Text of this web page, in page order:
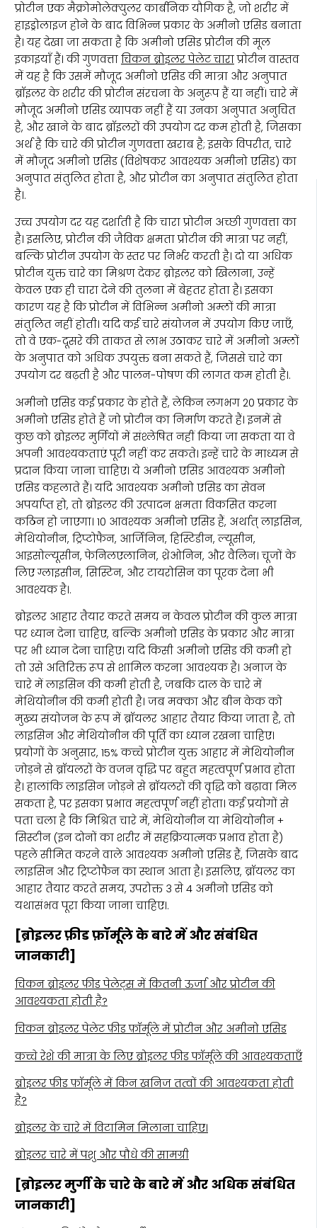
प्रोटीन एक मैक्रोमोलेक्युलर कार्बनिक यौगिक है, जो शरीर में
हाइड्रोलाइज होने के बाद विभिन्न प्रकार के अमीनो एसिड बनाता
है। यह देखा जा सकता है कि अमीनो एसिड प्रोटीन की मूल
इकाइयाँ हैं। की गुणवत्ता चिकन ब्रोइलर पेलेट चाराप्रोटीन वास्तव
में यह है कि उसमें मौजूद अमीनो एसिड की मात्रा और अनुपात
ब्रॉइलर के शरीर की प्रोटीन संरचना के अनुरूप हैं या नहीं। चारे में
मौजूद अमीनो एसिड व्यापक नहीं हैं या उनका अनुपात अनुचित
है, और खाने के बाद ब्रॉइलरों की उपयोग दर कम होती है, जिसका
अर्थ है कि चारे की प्रोटीन गुणवत्ता खराब है; इसके विपरीत, चारे
में मौजूद अमीनो एसिड (विशेषकर आवश्यक अमीनो एसिड) का
अनुपात संतुलित होता है, और प्रोटीन का अनुपात संतुलित होता
है।.
उच्च उपयोग दर यह दर्शाती है कि चारा प्रोटीन अच्छी गुणवत्ता का
है। इसलिए, प्रोटीन की जैविक क्षमता प्रोटीन की मात्रा पर नहीं,
बल्कि प्रोटीन उपयोग के स्तर पर निर्भर करती है। दो या अधिक
प्रोटीन युक्त चारे का मिश्रण देकर ब्रोइलर को खिलाना, उन्हें
केवल एक ही चारा देने की तुलना में बेहतर होता है। इसका
कारण यह है कि प्रोटीन में विभिन्न अमीनो अम्लों की मात्रा
संतुलित नहीं होती। यदि कई चारे संयोजन में उपयोग किए जाएँ,
तो वे एक-दूसरे की ताकत से लाभ उठाकर चारे में अमीनो अम्लों
के अनुपात को अधिक उपयुक्त बना सकते हैं, जिससे चारे का
उपयोग दर बढ़ती है और पालन-पोषण की लागत कम होती है।.
अमीनो एसिड कई प्रकार के होते हैं, लेकिन लगभग 20 प्रकार के
अमीनो एसिड होते हैं जो प्रोटीन का निर्माण करते हैं। इनमें से
कुछ को ब्रोइलर मुर्गियों में संश्लेषित नहीं किया जा सकता या वे
अपनी आवश्यकताएं पूरी नहीं कर सकते। इन्हें चारे के माध्यम से
प्रदान किया जाना चाहिए। ये अमीनो एसिड आवश्यक अमीनो
एसिड कहलाते हैं। यदि आवश्यक अमीनो एसिड का सेवन
अपर्याप्त हो, तो ब्रोइलर की उत्पादन क्षमता विकसित करना
कठिन हो जाएगा। 10 आवश्यक अमीनो एसिड हैं, अर्थात् लाइसिन,
मेथियोनीन, ट्रिप्टोफैन, आर्जिनिन, हिस्टिडीन, ल्यूसीन,
आइसोल्यूसीन, फेनिलएलानिन, थ्रेओनिन, और वैलिन। चूजों के
लिए ग्लाइसीन, सिस्टिन, और टायरोसिन का पूरक देना भी
आवश्यक है।.
ब्रोइलर आहार तैयार करते समय न केवल प्रोटीन की कुल मात्रा
पर ध्यान देना चाहिए, बल्कि अमीनो एसिड के प्रकार और मात्रा
पर भी ध्यान देना चाहिए। यदि किसी अमीनो एसिड की कमी हो
तो उसे अतिरिक्त रूप से शामिल करना आवश्यक है। अनाज के
चारे में लाइसिन की कमी होती है, जबकि दाल के चारे में
मेथियोनीन की कमी होती है। जब मक्का और बीन केक को
मुख्य संयोजन के रूप में ब्रॉयलर आहार तैयार किया जाता है, तो
लाइसिन और मेथियोनीन की पूर्ति का ध्यान रखना चाहिए।
प्रयोगों के अनुसार, 15% कच्चे प्रोटीन युक्त आहार में मेथियोनीन
जोड़ने से ब्रॉयलरों के वजन वृद्धि पर बहुत महत्वपूर्ण प्रभाव होता
है। हालांकि लाइसिन जोड़ने से ब्रॉयलरों की वृद्धि को बढ़ावा मिल
सकता है, पर इसका प्रभाव महत्वपूर्ण नहीं होता। कई प्रयोगों से
पता चला है कि मिश्रित चारे में, मेथियोनीन या मेथियोनीन +
सिस्टीन (इन दोनों का शरीर में सहक्रियात्मक प्रभाव होता है)
पहले सीमित करने वाले आवश्यक अमीनो एसिड हैं, जिसके बाद
लाइसिन और ट्रिप्टोफैन का स्थान आता है। इसलिए, ब्रॉयलर का
आहार तैयार करते समय, उपरोक्त 3 से 4 अमीनो एसिड को
यथासंभव पूरा किया जाना चाहिए।.
[ब्रोइलर फ़ीड फ़ॉर्मूले के बारे में और संबंधित
जानकारी]
चिकन ब्रोइलर फ़ीड पेलेट्स में कितनी ऊर्जा और प्रोटीन की
आवश्यकता होती है?
चिकन ब्रोइलर पेलेट फ़ीड फ़ॉर्मूले में प्रोटीन और अमीनो एसिड
कच्चे रेशे की मात्रा के लिए ब्रोइलर फीड फॉर्मूले की आवश्यकताएँ
ब्रोइलर फ़ीड फ़ॉर्मूले में किन खनिज तत्वों की आवश्यकता होती
है?
ब्रोइलर के चारे में विटामिन मिलाना चाहिए।
ब्रोइलर चारे में पशु और पौधे की सामग्री
[ब्रोइलर मुर्गी के चारे के बारे में और अधिक संबंधित
जानकारी]